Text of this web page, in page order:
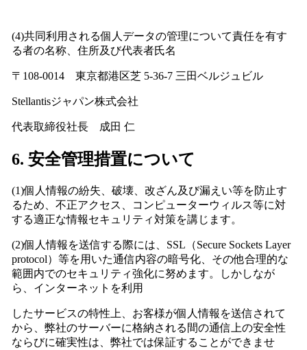
(4)共同利用される個人データの管理について責任を有す
る者の名称、住所及び代表者氏名
〒108-0014 東京都港区芝 5-36-7 三田ベルジュビル
Stellantisジャパン株式会社
代表取締役社長 成田 仁
6. 安全管理措置について
(1)個人情報の紛失、破壊、改ざん及び漏えい等を防止す
るため、不正アクセス、コンピューターウィルス等に対
する適正な情報セキュリティ対策を講じます。
(2)個人情報を送信する際には、SSL（Secure Sockets Layer
protocol）等を用いた通信内容の暗号化、その他合理的な
範囲内でのセキュリティ強化に努めます。しかしなが
ら、 インターネットを利用
したサービスの特性上、お客様が個人情報を送信されて
から、弊社のサーバーに格納される間の通信上の安全性
ならびに確実性は、弊社では保証することができませ